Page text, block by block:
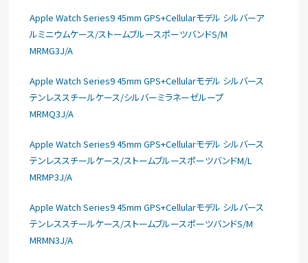
Apple Watch Series9 45mm GPS+Cellularモデル シルバーア
ルミニウムケース/ストームブルースポーツバンドS/M
MRMG3J/A
Apple Watch Series9 45mm GPS+Cellularモデル シルバース
テンレススチールケース/シルバーミラネーゼループ
MRMQ3J/A
Apple Watch Series9 45mm GPS+Cellularモデル シルバース
テンレススチールケース/ストームブルースポーツバンドM/L
MRMP3J/A
Apple Watch Series9 45mm GPS+Cellularモデル シルバース
テンレススチールケース/ストームブルースポーツバンドS/M
MRMN3J/A